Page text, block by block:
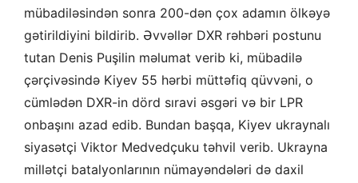
mübadiləsindən sonra 200-dən çox adamın ölkəyə
gətirildiyini bildirib. Əvvəllər DXR rəhbəri postunu
tutan Denis Puşilin məlumat verib ki, mübadilə
çərçivəsində Kiyev 55 hərbi müttəfiq qüvvəni, o
cümlədən DXR-in dörd sıravi əsgəri və bir LPR
onbaşını azad edib. Bundan başqa, Kiyev ukraynalı
siyasətçi Viktor Medvedçuku təhvil verib. Ukrayna
millətçi batalyonlarının nümayəndələri də daxil